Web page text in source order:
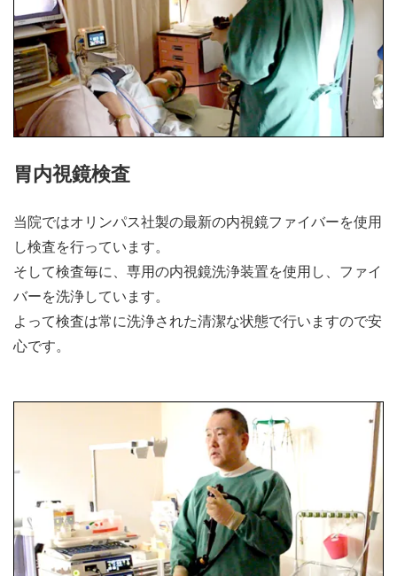
胃内視鏡検査
当院ではオリンパス社製の最新の内視鏡ファイバーを使用
し検査を行っています。
そして検査毎に、専用の内視鏡洗浄装置を使用し、ファイ
バーを洗浄しています。
よって検査は常に洗浄された清潔な状態で行いますので安
心です。